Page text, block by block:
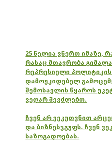
25 წელია ვწერთ იმაზე,
რასაც მთავრობა
რეპრესიული
დამოუკიდებელ
შემოსავლის წყაროს
ვეღარ შევძლებთ.
ჩვენ არ ვეკუთვნით
და ბიზნესჯგუფს. ჩვენ
საზოგადოებას.